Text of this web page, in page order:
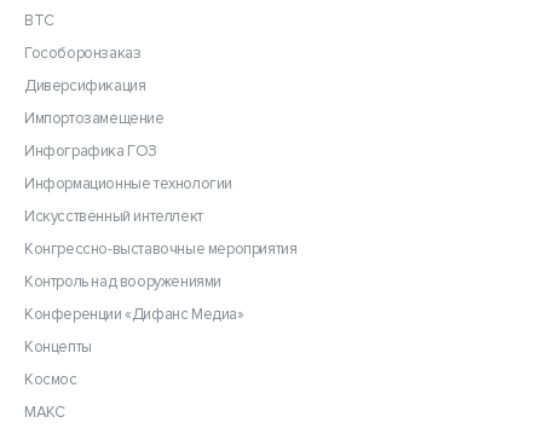
ВТС
Гособоронзаказ
Диверсификация
Импортозамещение
Инфографика ГОЗ
Информационные технологии
Искусственный интеллект
Конгрессно-выставочные мероприятия
Контроль над вооружениями
Конференции «Дифанс Медиа»
Концепты
Космос
МАКС